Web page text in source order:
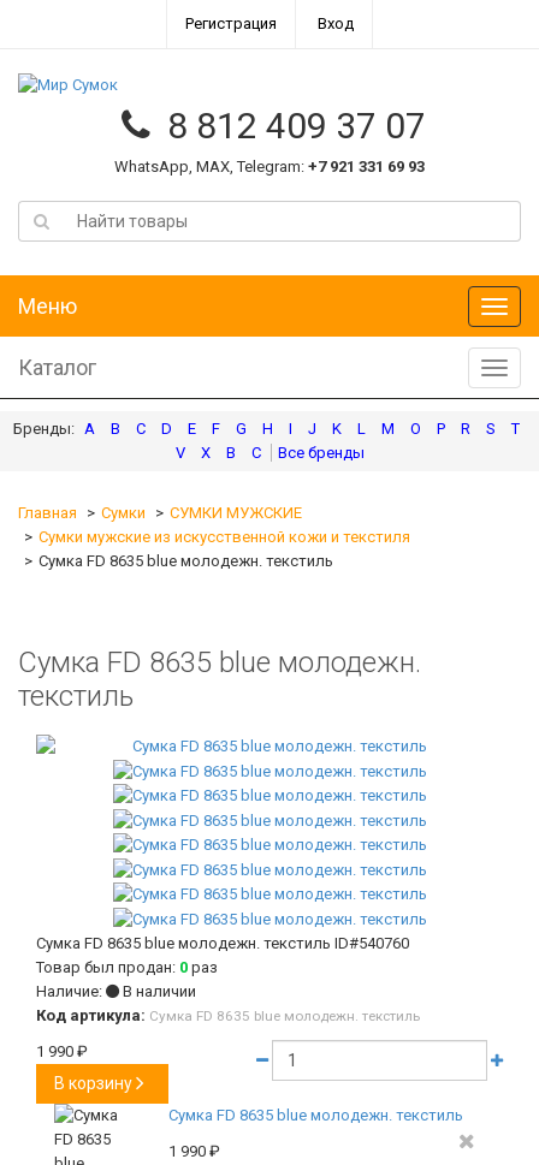
Регистрация Вход
8 812 409 37 07
WhatsApp, MAX, Telegram: +7 921 331 69 93
Меню
Меню
Каталог
A B C D E F G H I J K L M O P R S
T
V
X В С
Главная Сумки
СУМКИ МУЖСКИЕ
Сумки мужские из искусственной кожи и текстиля
Сумка FD 8635 blue молодежн. текстиль
Сумка FD 8635 blue молодежн.
текстиль
Сумка FD 8635 blue молодежн. текстиль ID#540760
Товар был продан: 0 раз
Наличие:
В наличии
Код артикула: Сумка FD 8635 blue молодежн. текстиль
1 990 ₽
В корзину
Сумка FD 8635 blue молодежн. текстиль
1 990 ₽